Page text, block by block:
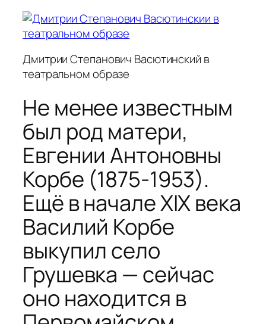
Дмитрии Степанович Васютинский в
театральном образе
Не менее известным
был род матери,
Евгении Антоновны
Корбе (1875-1953).
Ещё в начале XIX века
Василий Корбе
выкупил село
Грушевка — сейчас
оно находится в